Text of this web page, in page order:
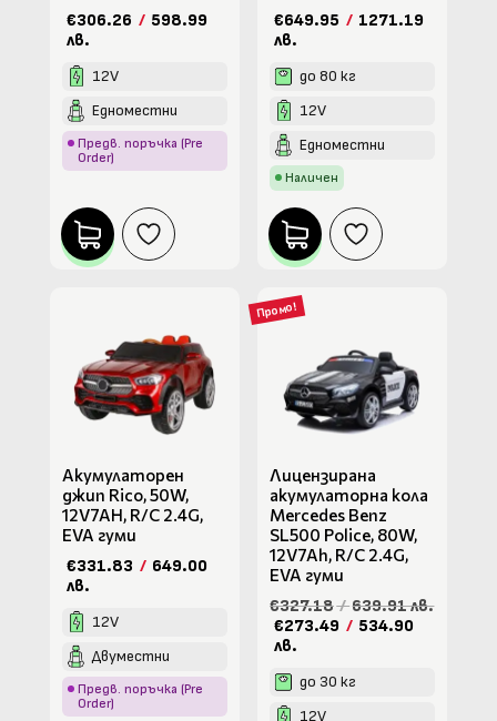
€306.26 / 598.99
лв.
12V
Едноместни
Предв. поръчка (Pre
Order)
€649.95 / 1271.19
лв.
до 80 кг
12V
Едноместни
Наличен
Акумулаторен
джип Rico, 50W,
12V7AH, R/C 2.4G,
EVA гуми
€331.83 / 649.00
лв.
12V
Двуместни
Предв. поръчка (Pre
Order)
Промо!
Лицензирана
акумулаторна кола
Mercedes Benz
SL500 Police, 80W,
12V7Ah, R/C 2.4G,
EVA гуми
€327.18/639.91 лв.
€273.49 / 534.90
лв.
до 30 кг
12V